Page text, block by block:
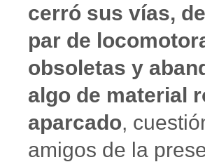
cerró sus vías,
par de
obsoletas y
algo de material
aparcado,
amigos de la